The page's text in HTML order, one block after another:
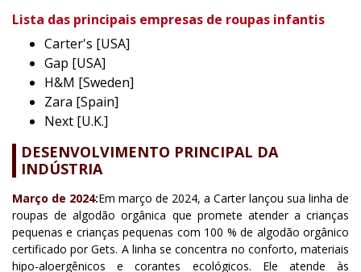
Lista das principais empresas de roupas infantis
Carter's [USA]
Gap [USA]
H&M [Sweden]
Zara [Spain]
Next [U.K.]
DESENVOLVIMENTO PRINCIPAL DA
INDÚSTRIA
Março de 2024:Em março de 2024, a Carter lançou sua linha de
roupas de algodão orgânica que promete atender a crianças
pequenas e crianças pequenas com 100 % de algodão orgânico
certificado por Gets. A linha se concentra no conforto, materiais
hipo-aloergênicos e corantes ecológicos. Ele atende às